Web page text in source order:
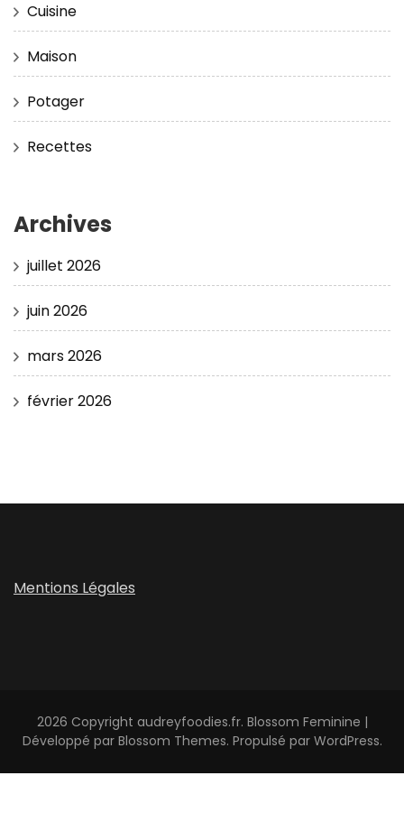
Cuisine
Maison
Potager
Recettes
Archives
juillet 2026
juin 2026
mars 2026
février 2026
Mentions Légales
2026 Copyright audreyfoodies.fr. Blossom Feminine |
Développé par Blossom Themes. Propulsé par WordPress.